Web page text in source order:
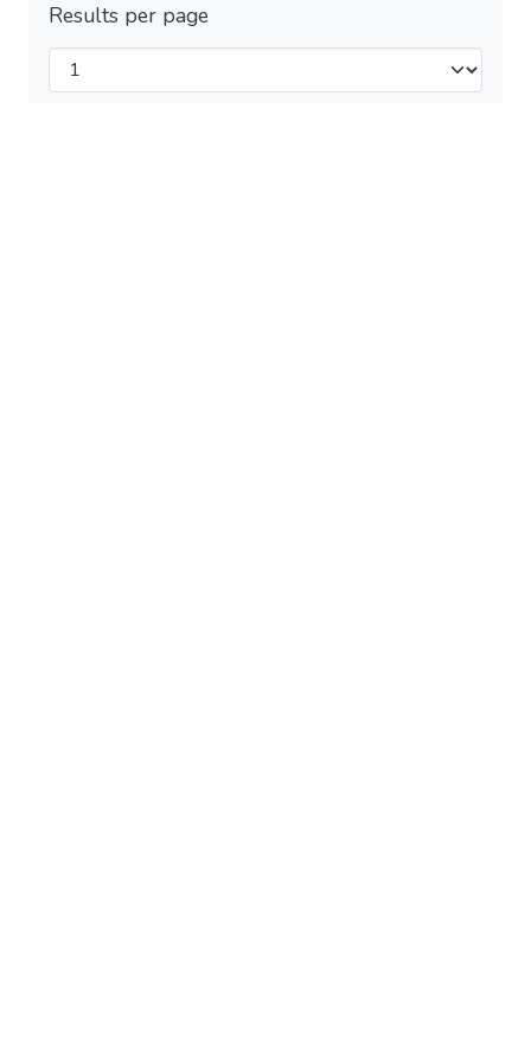
Results per page